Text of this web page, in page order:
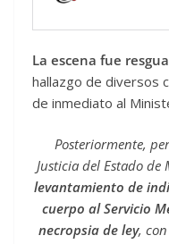
La escena fue
hallazgo de diversos
de inmediato al
Posteriormente,
Justicia del Estado de
levantamiento de
cuerpo al Servicio
necropsia de ley,